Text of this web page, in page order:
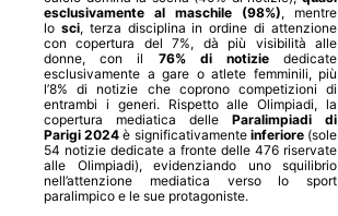
esclusivamente al maschile (98%), mentre
lo sci, terza disciplina in ordine di attenzione
con copertura del 7%, dà più visibilità alle
donne, con il 76% di notizie dedicate
esclusivamente a gare o atlete femminili, più
l’8% di notizie che coprono competizioni di
entrambi i generi. Rispetto alle Olimpiadi, la
copertura mediatica delle Paralimpiadi di
Parigi 2024 è significativamente inferiore (sole
54 notizie dedicate a fronte delle 476 riservate
alle Olimpiadi), evidenziando uno squilibrio
nell’attenzione mediatica verso lo sport
paralimpico e le sue protagoniste.